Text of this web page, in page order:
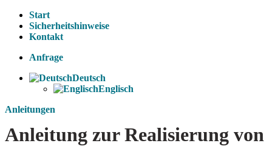
Start
Sicherheitshinweise
Kontakt
Anfrage
Deutsch
Englisch
Anleitungen
Anleitung zur Realisierung von